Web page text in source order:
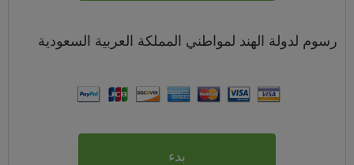
رسوم لدولة الهند لمواطني المملكة العربية السعودية
بدء